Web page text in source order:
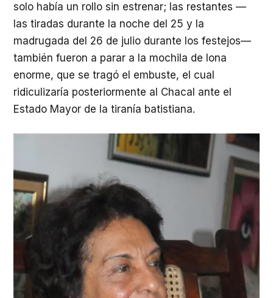
solo había un rollo sin estrenar; las restantes —
las tiradas durante la noche del 25 y la
madrugada del 26 de julio durante los festejos—
también fueron a parar a la mochila de lona
enorme, que se tragó el embuste, el cual
ridiculizaría posteriormente al Chacal ante el
Estado Mayor de la tiranía batistiana.